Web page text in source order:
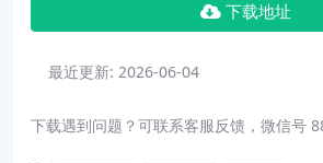
下载地址
最近更新: 2026-06-04
下载遇到问题？可联系客服反馈，微信号